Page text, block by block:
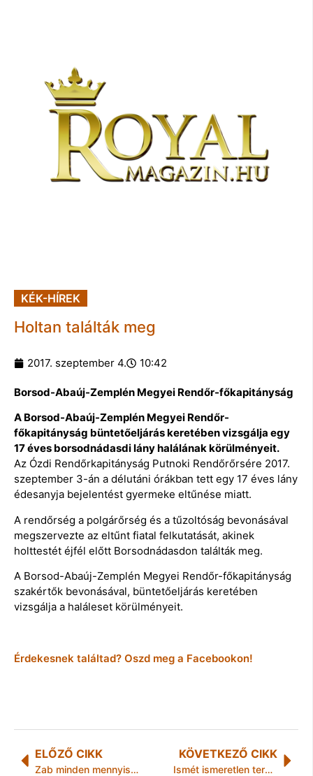
KÉK-HÍREK
Holtan találták meg
2017. szeptember 4. 10:42
Borsod-Abaúj-Zemplén Megyei Rendőr-főkapitányság
A Borsod-Abaúj-Zemplén Megyei Rendőr-
főkapitányság büntetőeljárás keretében vizsgálja egy
17 éves borsodnádasdi lány halálának körülményeit.
Az Ózdi Rendőrkapitányság Putnoki Rendőrőrsére 2017.
szeptember 3-án a délutáni órákban tett egy 17 éves lány
édesanyja bejelentést gyermeke eltűnése miatt.
A rendőrség a polgárőrség és a tűzoltóság bevonásával
megszervezte az eltűnt fiatal felkutatását, akinek
holttestét éjfél előtt Borsodnádasdon találták meg.
A Borsod-Abaúj-Zemplén Megyei Rendőr-főkapitányság
szakértők bevonásával, büntetőeljárás keretében
vizsgálja a haláleset körülményeit.
Érdekesnek találtad? Oszd meg a Facebookon!
ELŐZŐ CIKK
Zab minden mennyiségben
KÖVETKEZŐ CIKK
Ismét ismeretlen terepen!